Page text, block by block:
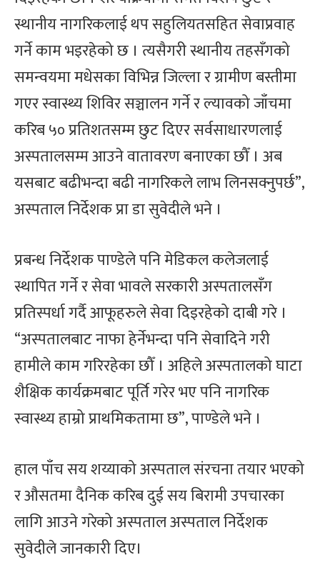
स्थानीय नागरिकलाई थप सहुलियतसहित सेवाप्रवाह
गर्ने काम भइरहेको छ । त्यसैगरी स्थानीय तहसँगको
समन्वयमा मधेसका विभिन्न जिल्ला र ग्रामीण बस्तीमा
गएर स्वास्थ्य शिविर सञ्चालन गर्ने र ल्यावको जाँचमा
करिब ५० प्रतिशतसम्म छुट दिएर सर्वसाधारणलाई
अस्पतालसम्म आउने वातावरण बनाएका छौँ । अब
यसबाट बढीभन्दा बढी नागरिकले लाभ लिनसक्नुपर्छ”,
अस्पताल निर्देशक प्रा डा सुवेदीले भने ।
प्रबन्ध निर्देशक पाण्डेले पनि मेडिकल कलेजलाई
स्थापित गर्ने र सेवा भावले सरकारी अस्पतालसँग
प्रतिस्पर्धा गर्दै आफूहरुले सेवा दिइरहेको दाबी गरे ।
“अस्पतालबाट नाफा हेर्नेभन्दा पनि सेवादिने गरी
हामीले काम गरिरहेका छौँ । अहिले अस्पतालको घाटा
शैक्षिक कार्यक्रमबाट पूर्ति गरेर भए पनि नागरिक
स्वास्थ्य हाम्रो प्राथमिकतामा छ”, पाण्डेले भने ।
हाल पाँच सय शय्याको अस्पताल संरचना तयार भएको
र औसतमा दैनिक करिब दुई सय बिरामी उपचारका
लागि आउने गरेको अस्पताल अस्पताल निर्देशक
सुवेदीले जानकारी दिए।